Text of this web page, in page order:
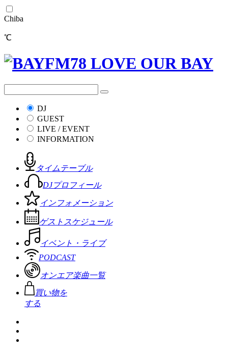
Chiba
℃
DJ
GUEST
LIVE / EVENT
INFORMATION
タイムテーブル
DJプロフィール
インフォメーション
ゲストスケジュール
イベント・ライブ
PODCAST
オンエア楽曲一覧
買い物を
する